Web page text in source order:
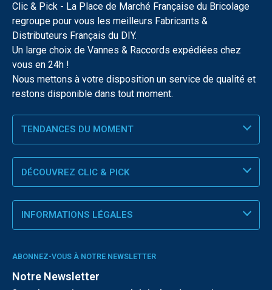
Clic & Pick - La Place de Marché Française du Bricolage
regroupe pour vous les meilleurs Fabricants &
Distributeurs Français du DIY.
Un large choix de Vannes & Raccords expédiées chez
vous en 24h !
Nous mettons à votre disposition un service de qualité et
restons disponible dans tout moment.
TENDANCES DU MOMENT
DÉCOUVREZ CLIC & PICK
INFORMATIONS LÉGALES
ABONNEZ-VOUS À NOTRE NEWSLETTER
Notre Newsletter